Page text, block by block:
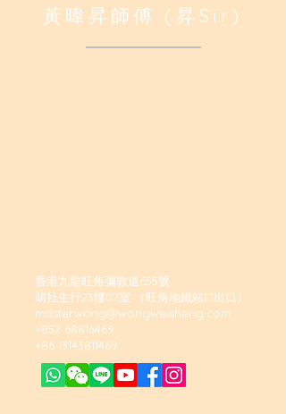
黃暐昇師傅 (昇Sir)
香港九龍旺角彌敦道655號
胡社生行23樓02室 （旺角地鐵站E1出口）
masterwong@wongweisheng.com
+852 68816469
+86 13143811469